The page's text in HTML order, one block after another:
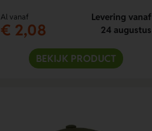
Al vanaf
€ 2,08
Levering vanaf
24 augustus
BEKIJK PRODUCT